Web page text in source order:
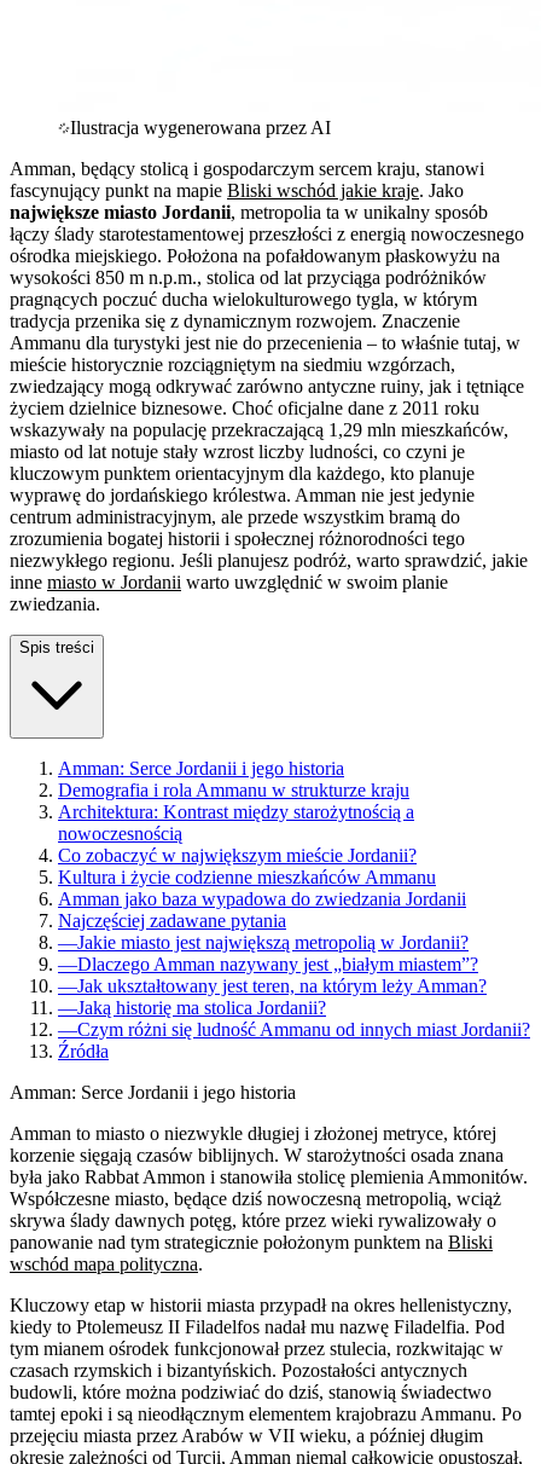
Ilustracja wygenerowana przez AI
Amman, będący stolicą i gospodarczym sercem kraju, stanowi
fascynujący punkt na mapie Bliski wschód jakie kraje. Jako
największe miasto Jordanii, metropolia ta w unikalny sposób
łączy ślady starotestamentowej przeszłości z energią nowoczesnego
ośrodka miejskiego. Położona na pofałdowanym płaskowyżu na
wysokości 850 m n.p.m., stolica od lat przyciąga podróżników
pragnących poczuć ducha wielokulturowego tygla, w którym
tradycja przenika się z dynamicznym rozwojem. Znaczenie
Ammanu dla turystyki jest nie do przecenienia – to właśnie tutaj, w
mieście historycznie rozciągniętym na siedmiu wzgórzach,
zwiedzający mogą odkrywać zarówno antyczne ruiny, jak i tętniące
życiem dzielnice biznesowe. Choć oficjalne dane z 2011 roku
wskazywały na populację przekraczającą 1,29 mln mieszkańców,
miasto od lat notuje stały wzrost liczby ludności, co czyni je
kluczowym punktem orientacyjnym dla każdego, kto planuje
wyprawę do jordańskiego królestwa. Amman nie jest jedynie
centrum administracyjnym, ale przede wszystkim bramą do
zrozumienia bogatej historii i społecznej różnorodności tego
niezwykłego regionu. Jeśli planujesz podróż, warto sprawdzić, jakie
inne miasto w Jordanii warto uwzględnić w swoim planie
zwiedzania.
Spis treści
Amman: Serce Jordanii i jego historia
Demografia i rola Ammanu w strukturze kraju
Architektura: Kontrast między starożytnością a
nowoczesnością
Co zobaczyć w największym mieście Jordanii?
Kultura i życie codzienne mieszkańców Ammanu
Amman jako baza wypadowa do zwiedzania Jordanii
Najczęściej zadawane pytania
—Jakie miasto jest największą metropolią w Jordanii?
—Dlaczego Amman nazywany jest „białym miastem”?
—Jak ukształtowany jest teren, na którym leży Amman?
—Jaką historię ma stolica Jordanii?
—Czym różni się ludność Ammanu od innych miast Jordanii?
Źródła
Amman: Serce Jordanii i jego historia
Amman to miasto o niezwykle długiej i złożonej metryce, której
korzenie sięgają czasów biblijnych. W starożytności osada znana
była jako Rabbat Ammon i stanowiła stolicę plemienia Ammonitów.
Współczesne miasto, będące dziś nowoczesną metropolią, wciąż
skrywa ślady dawnych potęg, które przez wieki rywalizowały o
panowanie nad tym strategicznie położonym punktem na Bliski
wschód mapa polityczna.
Kluczowy etap w historii miasta przypadł na okres hellenistyczny,
kiedy to Ptolemeusz II Filadelfos nadał mu nazwę Filadelfia. Pod
tym mianem ośrodek funkcjonował przez stulecia, rozkwitając w
czasach rzymskich i bizantyńskich. Pozostałości antycznych
budowli, które można podziwiać do dziś, stanowią świadectwo
tamtej epoki i są nieodłącznym elementem krajobrazu Ammanu. Po
przejęciu miasta przez Arabów w VII wieku, a później długim
okresie zależności od Turcji, Amman niemal całkowicie opustoszał,